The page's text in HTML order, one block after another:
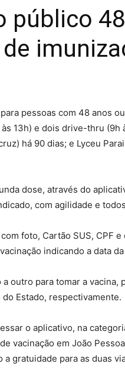
público
pessoas com 48 anos
13h) e dois drive-thru (9h
há 90 dias; e Lyceu
dose, através do
com agilidade e
foto, Cartão SUS, CPF
indicando a data
outro para tomar a
Estado, respectivamente.
o aplicativo, na
vacinação em João
gratuidade para as duas